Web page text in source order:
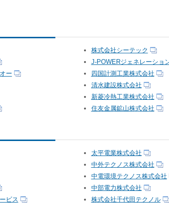
株式会社シーテック
J-POWERジェネレーショ
ー
四国計測工業株式会社
清水建設株式会社
新菱冷熱工業株式会社
住友金属鉱山株式会社
太平電業株式会社
中外テクノス株式会社
中電環境テクノス株式会社
中部電力株式会社
ビス
株式会社千代田テクノル